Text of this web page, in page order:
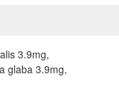
3.9mg,
glaba 3.9mg,